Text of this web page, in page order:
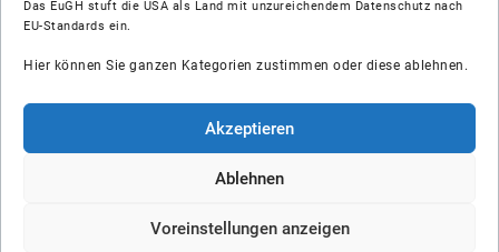
Das EuGH stuft die USA als Land mit unzureichendem Datenschutz nach
EU-Standards ein.
Hier können Sie ganzen Kategorien zustimmen oder diese ablehnen.
Akzeptieren
Ablehnen
Voreinstellungen anzeigen
Über uns
Soziale Medien